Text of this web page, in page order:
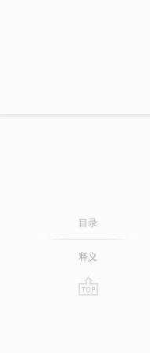
目录
释义